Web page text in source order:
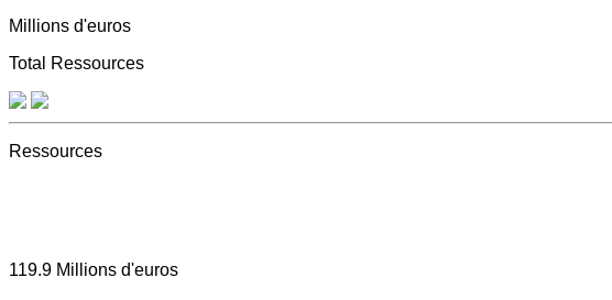
Millions d'euros
Total Ressources
Ressources
119.9 Millions d'euros